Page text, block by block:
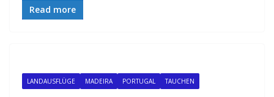
Read more
LANDAUSFLÜGE MADEIRA PORTUGAL TAUCHEN